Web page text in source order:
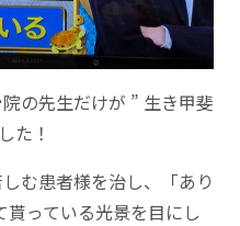
の先生だけが ” 生き甲斐
た！
む患者様を治し、「あり
っている光景を目にし